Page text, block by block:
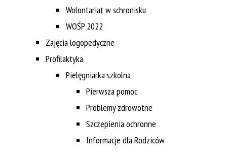
Wolontariat w schronisku
WOŚP 2022
Zajęcia logopedyczne
Profilaktyka
Pielęgniarka szkolna
Pierwsza pomoc
Problemy zdrowotne
Szczepienia ochronne
Informacje dla Rodziców